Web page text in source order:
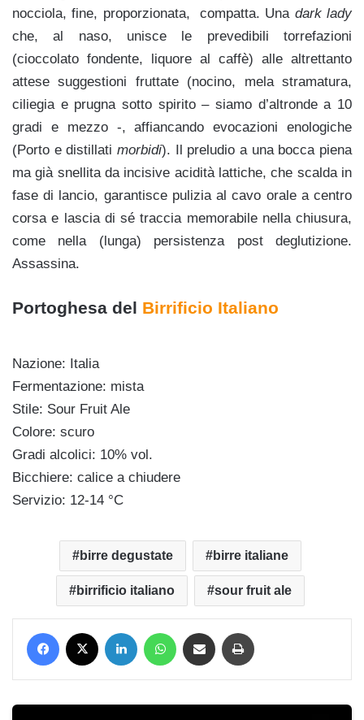
nocciola, fine, proporzionata, compatta. Una dark lady
che, al naso, unisce le prevedibili torrefazioni
(cioccolato fondente, liquore al caffè) alle altrettanto
attese suggestioni fruttate (nocino, mela stramatura,
ciliegia e prugna sotto spirito – siamo d’altronde a 10
gradi e mezzo -, affiancando evocazioni enologiche
(Porto e distillati morbidi). Il preludio a una bocca piena
ma già snellita da incisive acidità lattiche, che scalda in
fase di lancio, garantisce pulizia al cavo orale a centro
corsa e lascia di sé traccia memorabile nella chiusura,
come nella (lunga) persistenza post deglutizione.
Assassina.
Portoghesa del Birrificio Italiano
Nazione: Italia
Fermentazione: mista
Stile: Sour Fruit Ale
Colore: scuro
Gradi alcolici: 10% vol.
Bicchiere: calice a chiudere
Servizio: 12-14 °C
birre degustate birre italiane
birrificio italiano sour fruit ale
Facebook LinkedIn WhatsApp Condividi via mail